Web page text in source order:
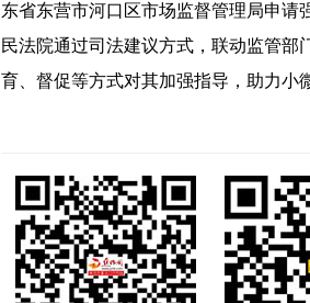
东省东营市河口区市场监督管理局申请
民法院通过司法建议方式，联动监管部
育、督促等方式对其加强指导，助力小